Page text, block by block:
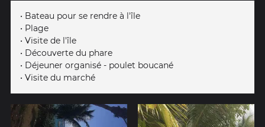
• Bateau pour se rendre à l'île
• Plage
• Visite de l'île
• Découverte du phare
• Déjeuner organisé - poulet boucané
• Visite du marché